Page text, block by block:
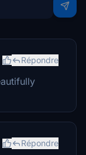
Répondre
Répondre